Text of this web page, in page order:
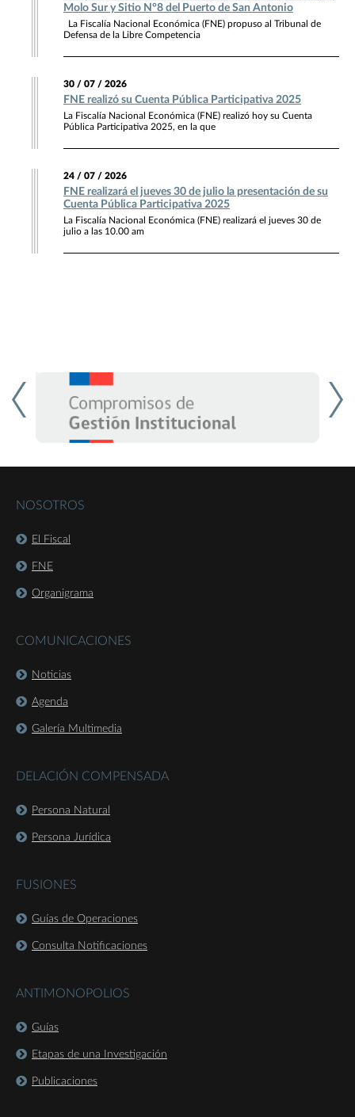
Molo Sur y Sitio N°8 del Puerto de San Antonio
La Fiscalía Nacional Económica (FNE) propuso al Tribunal de
Defensa de la Libre Competencia
30 / 07 / 2026
FNE realizó su Cuenta Pública Participativa 2025
La Fiscalía Nacional Económica (FNE) realizó hoy su Cuenta
Pública Participativa 2025, en la que
24 / 07 / 2026
FNE realizará el jueves 30 de julio la presentación de su
Cuenta Pública Participativa 2025
La Fiscalía Nacional Económica (FNE) realizará el jueves 30 de
julio a las 10.00 am
NOSOTROS
El Fiscal
FNE
Organigrama
COMUNICACIONES
Noticias
Agenda
Galería Multimedia
DELACIÓN COMPENSADA
Persona Natural
Persona Jurídica
FUSIONES
Guías de Operaciones
Consulta Notificaciones
ANTIMONOPOLIOS
Guías
Etapas de una Investigación
Publicaciones